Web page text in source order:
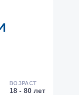
ВОЗРАСТ
18 - 80 лет